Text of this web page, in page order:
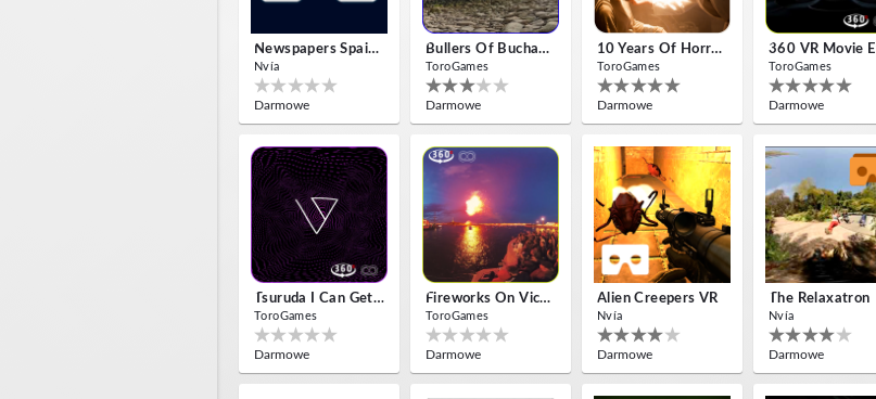
Newspapers Spain VR
Nvía
Darmowe
Bullers Of Buchan Aberdeen
ToroGames
Darmowe
10 Years Of Horror Nights
ToroGames
Darmowe
ToroGames
Darmowe
Tsuruda I Can Get Really Crazy
ToroGames
Darmowe
Fireworks On Victory Day
ToroGames
Darmowe
Alien Creepers VR
Nvía
Darmowe
The Relaxatron
Nvía
Darmowe